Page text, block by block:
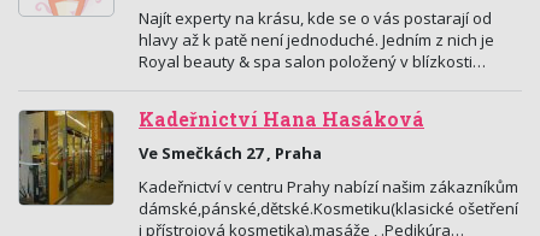
Najít experty na krásu, kde se o vás postarají od
hlavy až k patě není jednoduché. Jedním z nich je
Royal beauty & spa salon položený v blízkosti…
Kadeřnictví Hana Hasáková
Ve Smečkách 27 , Praha
Kadeřnictví v centru Prahy nabízí našim zákazníkům
dámské,pánské,dětské.Kosmetiku(klasické ošetření
i přístrojová kosmetika),masáže , .Pedikúra…